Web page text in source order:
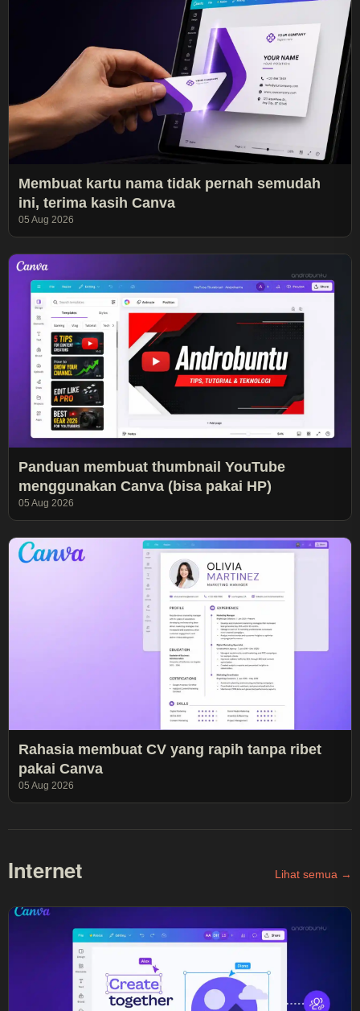
Membuat kartu nama tidak pernah semudah
ini, terima kasih Canva
05 Aug 2026
Panduan membuat thumbnail YouTube
menggunakan Canva (bisa pakai HP)
05 Aug 2026
Rahasia membuat CV yang rapih tanpa ribet
pakai Canva
05 Aug 2026
Internet Lihat semua →